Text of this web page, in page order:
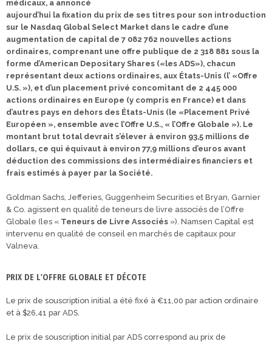
médicaux, a annoncé
aujourd’hui la fixation du prix de ses titres pour son introduction
sur le Nasdaq Global Select Market dans le cadre d’une
augmentation de capital de 7 082 762 nouvelles actions
ordinaires, comprenant une offre publique de 2 318 881 sous la
forme d’American Depositary Shares («les ADS»), chacun
représentant deux actions ordinaires, aux États-Unis (l’ «Offre
U.S. »), et d’un placement privé concomitant de 2 445 000
actions ordinaires en Europe (y compris en France) et dans
d’autres pays en dehors des États-Unis (le «Placement Privé
Européen », ensemble avec l’Offre U.S., « l’Offre Globale »). Le
montant brut total devrait s’élever à environ 93,5 millions de
dollars, ce qui équivaut à environ 77,9 millions d’euros avant
déduction des commissions des intermédiaires financiers et
frais estimés à payer par la Société.
Goldman Sachs, Jefferies, Guggenheim Securities et Bryan, Garnier
& Co. agissent en qualité́ de teneurs de livre associés de l’Offre
Globale (les « Teneurs de Livre Associés »). Namsen Capital est
intervenu en qualité de conseil en marchés de capitaux pour
Valneva.
PRIX DE L’OFFRE GLOBALE ET DÉCOTE
Le prix de souscription initial a été fixé à €11,00 par action ordinaire
et à $26,41 par ADS.
Le prix de souscription initial par ADS correspond au prix de